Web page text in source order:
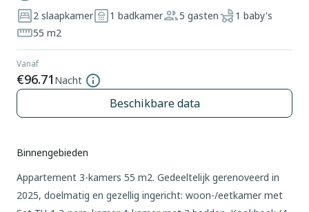
2 slaapkamer
1 badkamer 5 gasten
1 baby's
55 m2
Vanaf
€96.71 Nacht
Beschikbare data
Binnengebieden
Appartement 3-kamers 55 m2. Gedeeltelijk gerenoveerd in
2025, doelmatig en gezellig ingericht: woon-/eetkamer met